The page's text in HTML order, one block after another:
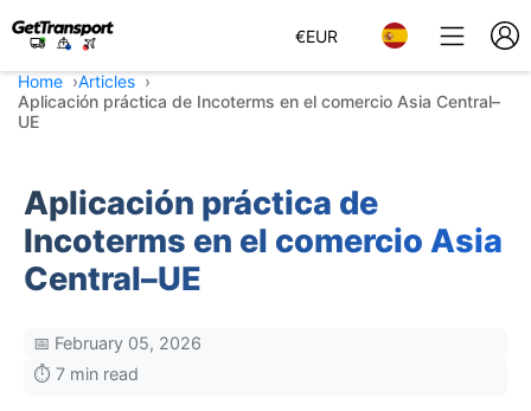
€EUR
Home
Articles
Aplicación práctica de Incoterms en el comercio Asia Central–
UE
Aplicación práctica de
Incoterms en el comercio Asia
Central–UE
📅 February 05, 2026
⏱️ 7 min read